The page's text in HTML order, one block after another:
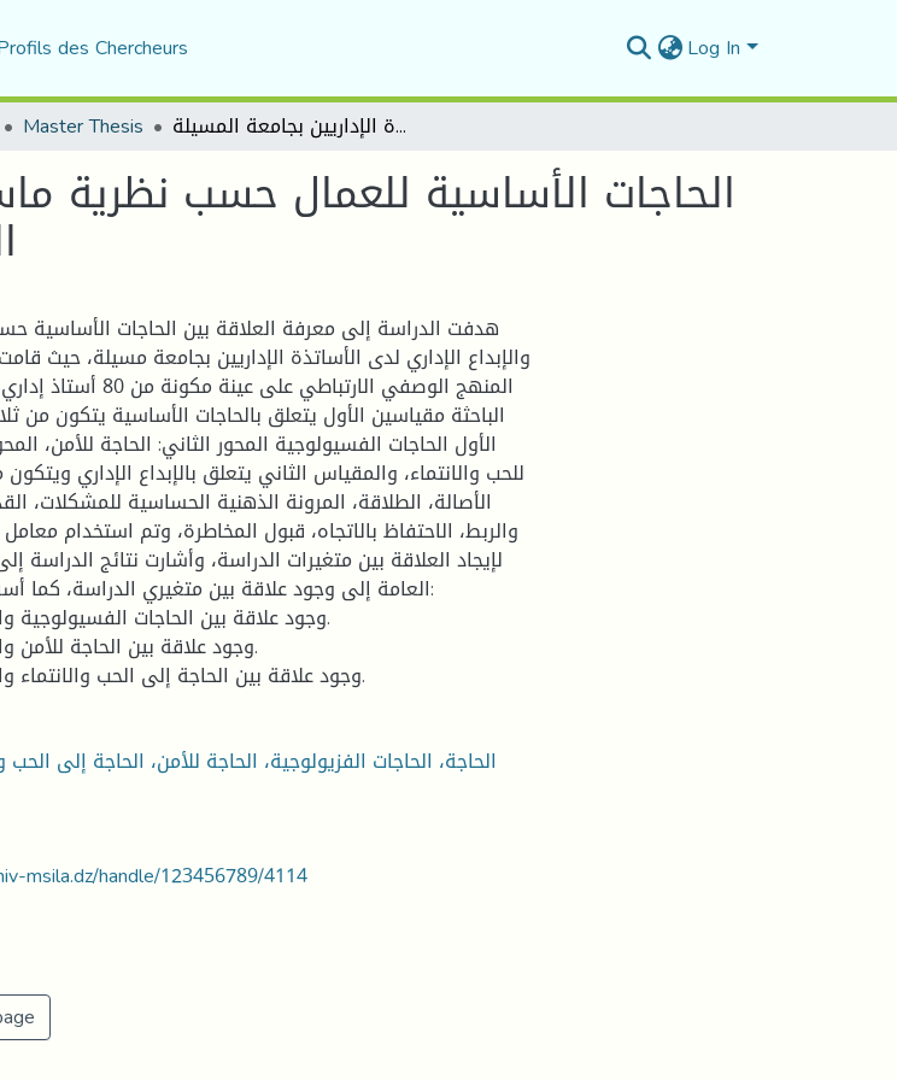
des Chercheurs Log In
Master Thesis الحاجات الأساسية للعمال حسب نظرية ماسلو وعلاقتها بالإبداع الإداري لدى الأساتذة الإداريين بجامعة المسيلة
الحاجات الأساسية للعمال حسب نظرية
هدفت الدراسة إلى معرفة العلاقة بين الحاجات الأساسية
والإبداع الإداري لدى الأساتذة الإداريين بجامعة مسيلة، حيث
المنهج الوصفي الارتباطي
الباحثة مقياسين الأول يتعلق بالحاجات الأساسية يتكون من
الأول الحاجات الفسيولوجية المحور الثاني: الحاجة للأمن،
للحب والانتماء، والمقياس الثاني يتعلق بالإبداع الإداري
الأصالة، الطلاقة، المرونة الذهنية الحساسية للمشكلات،
والربط، الاحتفاظ بالاتجاه، قبول المخاطرة، وتم استخدام معامل
لإيجاد العلاقة بين متغيرات الدراسة، وأشارت نتائج الدراسة
العامة إلى وجود علاقة بين متغيري الدراسة، كما
 وجود علاقة بين الحاجة إلى الحب والانتماء والإبداع الإداري.
الحاجة، الحاجات الفزيولوجية، الحاجة للأمن، الحاجة إلى الحب
msila.dz/handle/123456789/4114